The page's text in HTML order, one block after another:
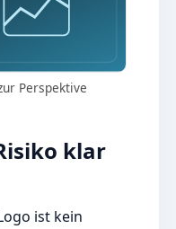
Perspektive
klar
ist kein